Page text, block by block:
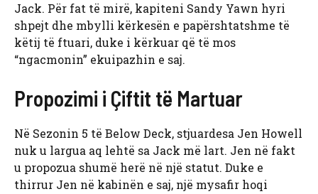
Jack. Për fat të mirë, kapiteni Sandy Yawn hyri
shpejt dhe mbylli kërkesën e papërshtatshme të
këtij të ftuari, duke i kërkuar që të mos
“ngacmonin” ekuipazhin e saj.
Propozimi i Çiftit të Martuar
Në Sezonin 5 të Below Deck, stjuardesa Jen Howell
nuk u largua aq lehtë sa Jack më lart. Jen në fakt
u propozua shumë herë në një statut. Duke e
thirrur Jen në kabinën e saj, një mysafir hoqi